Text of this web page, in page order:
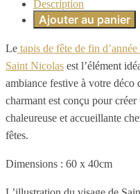
Description
Ajouter au panier
Le tapis de fête de fin
Saint Nicolas est l’élément
ambiance festive à votre déco
charmant est conçu pour créer
chaleureuse et accueillante
fêtes.
Dimensions : 60 x 40cm